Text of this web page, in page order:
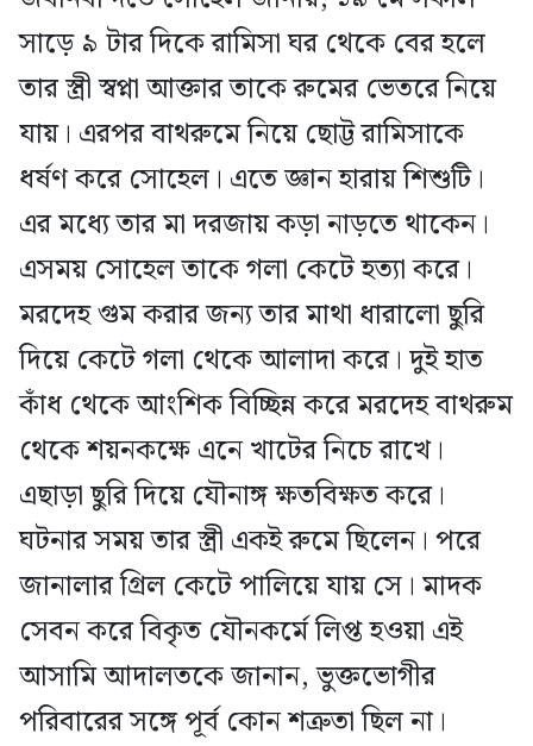
সাড়ে ৯ টার দিকে রামিসা ঘর থেকে বের হলে
তার স্ত্রী স্বপ্না আক্তার তাকে রুমের ভেতরে নিয়ে
যায়। এরপর বাথরুমে নিয়ে ছোট্ট রামিসাকে
ধর্ষণ করে সোহেল। এতে জ্ঞান হারায় শিশুটি।
এর মধ্যে তার মা দরজায় কড়া নাড়তে থাকেন।
এসময় সোহেল তাকে গলা কেটে হত্যা করে।
মরদেহ গুম করার জন্য তার মাথা ধারালো ছুরি
দিয়ে কেটে গলা থেকে আলাদা করে। দুই হাত
কাঁধ থেকে আংশিক বিচ্ছিন্ন করে মরদেহ বাথরুম
থেকে শয়নকক্ষে এনে খাটের নিচে রাখে।
এছাড়া ছুরি দিয়ে যৌনাঙ্গ ক্ষতবিক্ষত করে।
ঘটনার সময় তার স্ত্রী একই রুমে ছিলেন। পরে
জানালার গ্রিল কেটে পালিয়ে যায় সে। মাদক
সেবন করে বিকৃত যৌনকর্মে লিপ্ত হওয়া এই
আসামি আদালতকে জানান, ভুক্তভোগীর
পরিবারের সঙ্গে পূর্ব কোন শত্রুতা ছিল না।